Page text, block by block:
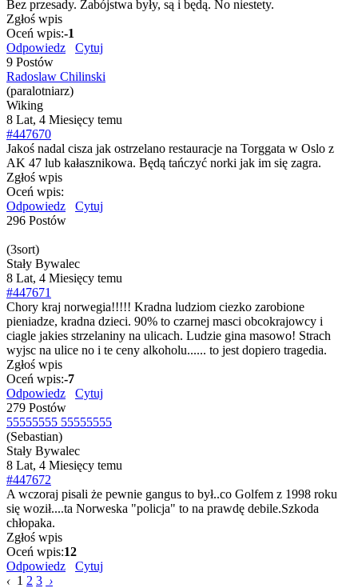
Bez przesady. Zabójstwa były, są i będą. No niestety.
Zgłoś wpis
Oceń wpis:-1
Odpowiedz
Cytuj
9 Postów
Radoslaw Chilinski
(paralotniarz)
Wiking
8 Lat, 4 Miesięcy temu
#447670
Jakoś nadal cisza jak ostrzelano restauracje na Torggata w Oslo z
AK 47 lub kałasznikowa. Będą tańczyć norki jak im się zagra.
Zgłoś wpis
Oceń wpis:
Odpowiedz
Cytuj
296 Postów
(3sort)
Stały Bywalec
8 Lat, 4 Miesięcy temu
#447671
Chory kraj norwegia!!!!! Kradna ludziom ciezko zarobione
pieniadze, kradna dzieci. 90% to czarnej masci obcokrajowcy i
ciagle jakies strzelaniny na ulicach. Ludzie gina masowo! Strach
wyjsc na ulice no i te ceny alkoholu...... to jest dopiero tragedia.
Zgłoś wpis
Oceń wpis:-7
Odpowiedz
Cytuj
279 Postów
55555555 55555555
(Sebastian)
Stały Bywalec
8 Lat, 4 Miesięcy temu
#447672
A wczoraj pisali że pewnie gangus to był..co Golfem z 1998 roku
się woził....ta Norweska "policja" to na prawdę debile.Szkoda
chłopaka.
Zgłoś wpis
Oceń wpis:12
Odpowiedz
Cytuj
‹ 1 2 3 ›